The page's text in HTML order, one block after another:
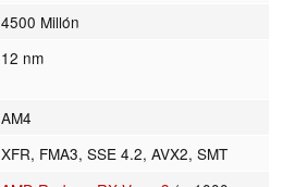
4500 Millón
12 nm
AM4
XFR, FMA3, SSE 4.2, AVX2, SMT